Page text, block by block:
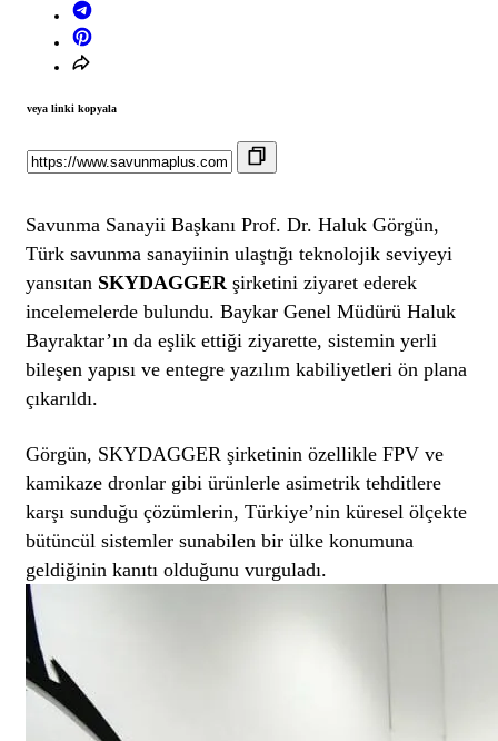
veya linki kopyala
Savunma Sanayii Başkanı Prof. Dr. Haluk Görgün,
Türk savunma sanayiinin ulaştığı teknolojik seviyeyi
yansıtan SKYDAGGER şirketini ziyaret ederek
incelemelerde bulundu. Baykar Genel Müdürü Haluk
Bayraktar’ın da eşlik ettiği ziyarette, sistemin yerli
bileşen yapısı ve entegre yazılım kabiliyetleri ön plana
çıkarıldı.
Görgün, SKYDAGGER şirketinin özellikle FPV ve
kamikaze dronlar gibi ürünlerle asimetrik tehditlere
karşı sunduğu çözümlerin, Türkiye’nin küresel ölçekte
bütüncül sistemler sunabilen bir ülke konumuna
geldiğinin kanıtı olduğunu vurguladı.